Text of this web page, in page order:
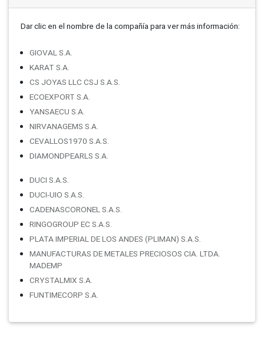
Dar clic en el nombre de la compañí­a para ver más información:
GIOVAL S.A.
KARAT S.A.
CS JOYAS LLC CSJ S.A.S.
ECOEXPORT S.A.
YANSAECU S.A.
NIRVANAGEMS S.A.
CEVALLOS1970 S.A.S.
DIAMONDPEARLS S.A.
DUCI S.A.S.
DUCI-UIO S.A.S.
CADENASCORONEL S.A.S.
RINGOGROUP EC S.A.S.
PLATA IMPERIAL DE LOS ANDES (PLIMAN) S.A.S.
MANUFACTURAS DE METALES PRECIOSOS CIA. LTDA.
MADEMP
CRYSTALMIX S.A.
FUNTIMECORP S.A.